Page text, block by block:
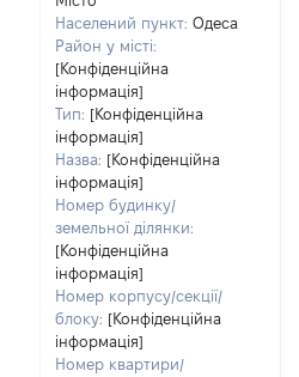
Населений пункт: Одеса
Район у місті:
[Конфіденційна
інформація]
Тип: [Конфіденційна
інформація]
Назва: [Конфіденційна
інформація]
Номер будинку/
земельної ділянки:
[Конфіденційна
інформація]
Номер корпусу/секції/
блоку: [Конфіденційна
інформація]
Номер квартири/